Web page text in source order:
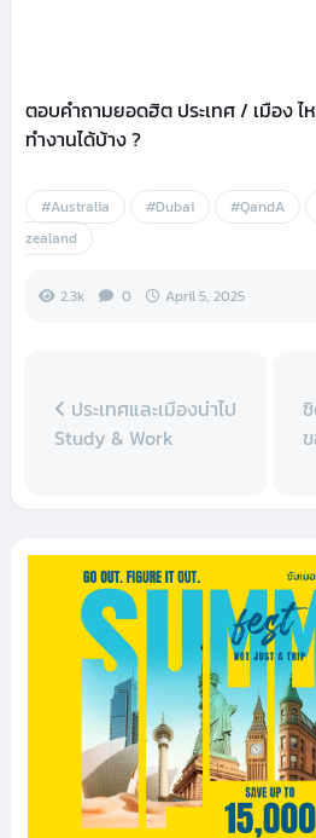
ตอบคำถามยอดฮิต ประเทศ / เมือง ไ
ทำงานได้บ้าง ?
#Australia #Dubai #QandA
zealand
2.3k 0 April 5, 2025
ประเทศและเมืองน่าไป
Study & Work